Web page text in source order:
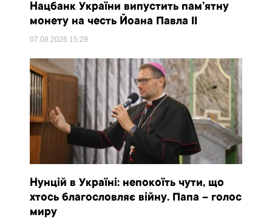
Нацбанк України випустить пам’ятну
монету на честь Йоана Павла II
07.08.2026 15:29
Нунцій в Україні: непокоїть чути, що
хтось благословляє війну. Папа – голос
миру